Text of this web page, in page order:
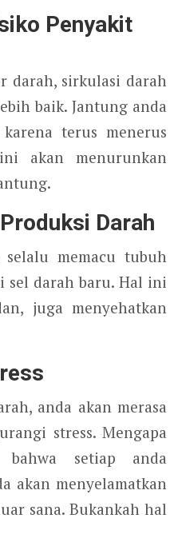
Penyakit
darah, sirkulasi darah
baik. Jantung anda
terus menerus
akan menurunkan
Darah
memacu tubuh
sel darah baru. Hal ini
juga menyehatkan
anda akan merasa
stress. Mengapa
setiap anda
akan menyelamatkan
sana. Bukankah hal